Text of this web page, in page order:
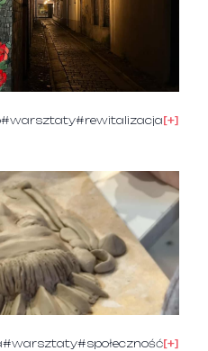
#warsztaty#rewitalizacja[+]
#warsztaty#społeczność[+]